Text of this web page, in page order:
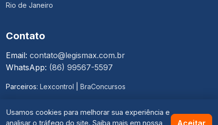
Rio de Janeiro
Contato
Email: contato@legismax.com.br
WhatsApp: (86) 99567-5597
Parceiros: Lexcontrol BraConcursos
Termos de Uso·Política de Privacidade
Usamos cookies para melhorar sua experiência e
analisar o tráfego do site. Saiba mais em nossa
Aceitar